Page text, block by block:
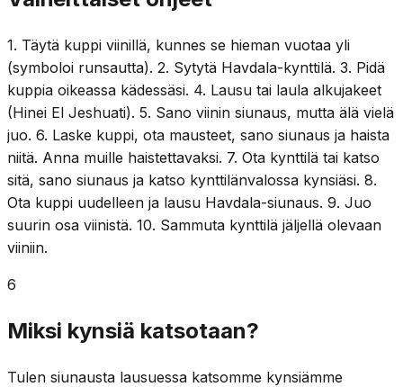
1. Täytä kuppi viinillä, kunnes se hieman vuotaa yli
(symboloi runsautta). 2. Sytytä Havdala-kynttilä. 3. Pidä
kuppia oikeassa kädessäsi. 4. Lausu tai laula alkujakeet
(Hinei El Jeshuati). 5. Sano viinin siunaus, mutta älä vielä
juo. 6. Laske kuppi, ota mausteet, sano siunaus ja haista
niitä. Anna muille haistettavaksi. 7. Ota kynttilä tai katso
sitä, sano siunaus ja katso kynttilänvalossa kynsiäsi. 8.
Ota kuppi uudelleen ja lausu Havdala-siunaus. 9. Juo
suurin osa viinistä. 10. Sammuta kynttilä jäljellä olevaan
viiniin.
6
Miksi kynsiä katsotaan?
Tulen siunausta lausuessa katsomme kynsiämme